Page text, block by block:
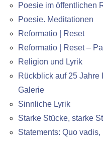
Poesie im öffentlichen
Poesie. Meditationen
Reformatio | Reset
Reformatio | Reset –
Religion und Lyrik
Rückblick auf 25 Jahre
Galerie
Sinnliche Lyrik
Starke Stücke, starke
Statements: Quo vadis,